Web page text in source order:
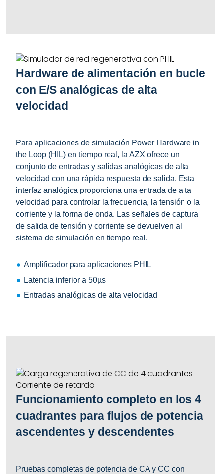
Hardware de alimentación en bucle
con E/S analógicas de alta
velocidad
Para aplicaciones de simulación Power Hardware in
the Loop (HIL) en tiempo real, la AZX ofrece un
conjunto de entradas y salidas analógicas de alta
velocidad con una rápida respuesta de salida. Esta
interfaz analógica proporciona una entrada de alta
velocidad para controlar la frecuencia, la tensión o la
corriente y la forma de onda. Las señales de captura
de salida de tensión y corriente se devuelven al
sistema de simulación en tiempo real.
Amplificador para aplicaciones PHIL
Latencia inferior a 50µs
Entradas analógicas de alta velocidad
Funcionamiento completo en los 4
cuadrantes para flujos de potencia
ascendentes y descendentes
Pruebas completas de potencia de CA y CC con